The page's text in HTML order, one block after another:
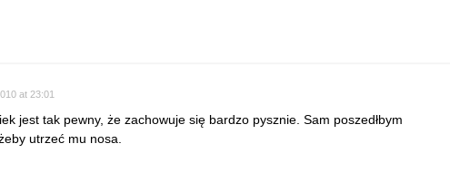
at 23:01
jest tak pewny, że zachowuje się bardzo pysznie. Sam poszedłbym
utrzeć mu nosa.